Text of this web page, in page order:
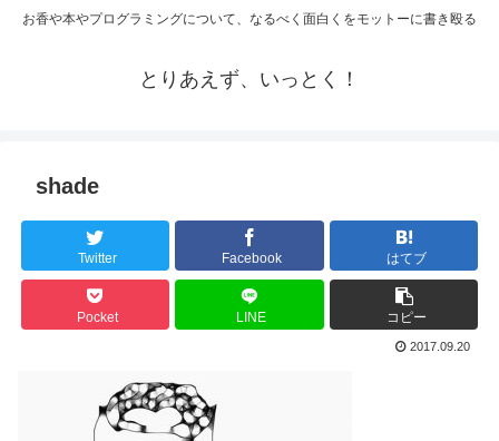
お香や本やプログラミングについて、なるべく面白くをモットーに書き殴る
とりあえず、いっとく！
shade
Twitter Facebook はてブ
Pocket LINE コピー
2017.09.20